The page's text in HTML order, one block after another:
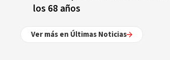
los 68 años
Ver más en Últimas Noticias